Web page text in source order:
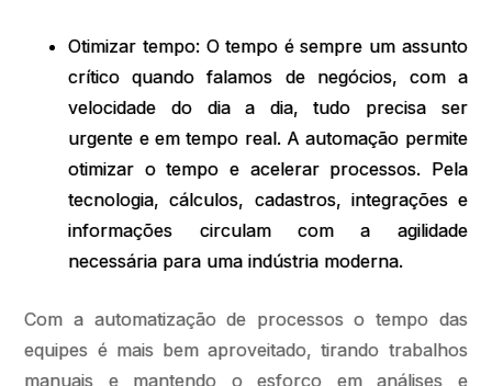
Otimizar tempo: O tempo é sempre um assunto
crítico quando falamos de negócios, com a
velocidade do dia a dia, tudo precisa ser
urgente e em tempo real. A automação permite
otimizar o tempo e acelerar processos. Pela
tecnologia, cálculos, cadastros, integrações e
informações circulam com a agilidade
necessária para uma indústria moderna.
Com a automatização de processos o tempo das
equipes é mais bem aproveitado, tirando trabalhos
manuais e mantendo o esforço em análises e